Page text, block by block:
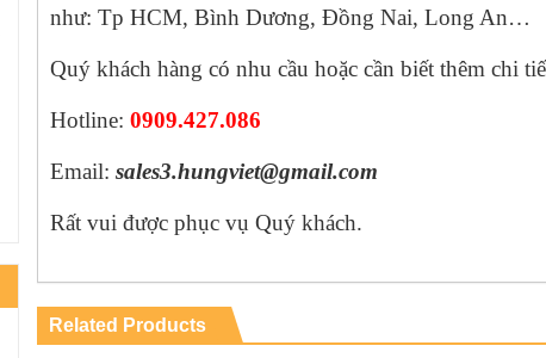
như: Tp HCM, Bình Dương, Đồng Nai, Long An…
Quý khách hàng có nhu cầu hoặc cần biết thêm chi
Hotline: 0909.427.086
Email: sales3.hungviet@gmail.com
Rất vui được phục vụ Quý khách.
Related Products